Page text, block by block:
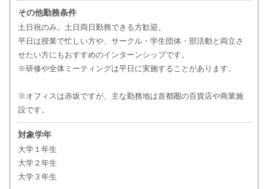
その他勤務条件
土日祝のみ。土日両日勤務できる方歓迎。
平日は授業で忙しい方や、サークル・学生団体・部活動と両立さ
せたい方にもおすすめのインターンシップです。
※研修や全体ミーティングは平日に実施することがあります。
※オフィスは赤坂ですが、主な勤務地は首都圏の百貨店や商業施
設です。
対象学年
大学１年生
大学２年生
大学３年生